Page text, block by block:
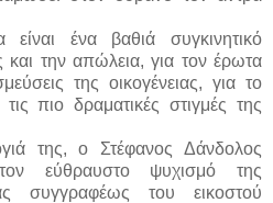
ένα βαθιά συγκινητικό
και την απώλεια, για τον έρωτα
της οικογένειας, για το
πιο δραματικές στιγμές της
της, ο Στέφανος Δάνδολος
εύθραυστο ψυχισμό της
συγγραφέως του εικοστού